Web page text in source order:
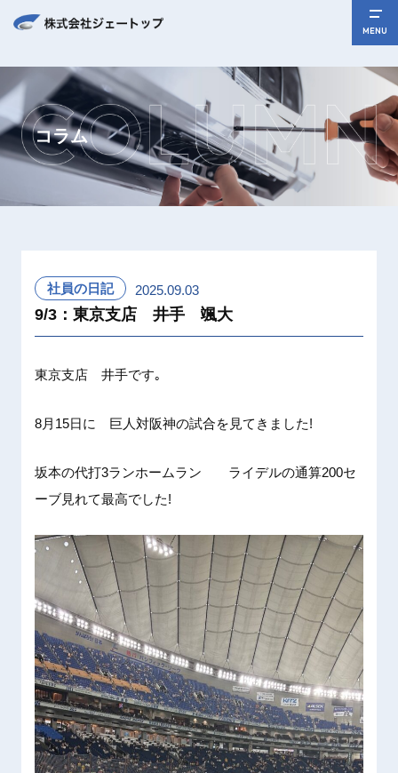
MENU
コラム
社員の日記 2025.09.03
9/3：東京支店 井手 颯大
東京支店 井手です｡
8月15日に 巨人対阪神の試合を見てきました!
坂本の代打3ランホームラン ライデルの通算200セ
ーブ見れて最高でした!